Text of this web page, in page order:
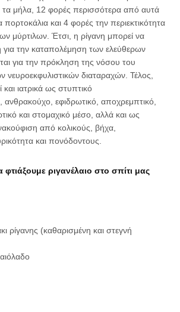
τα μήλα, 12 φορές περισσότερα από αυτά
και 4 φορές την περιεκτικότητα
μύρτιλων. Έτσι, η ρίγανη μπορεί να
για την καταπολέμηση των ελεύθερων
για την πρόκληση της νόσου του
νευροεκφυλιστικών διαταραχών. Τέλος,
και ιατρικά ως στυπτικό
ανθρακούχο, εφιδρωτικό, αποχρεμπτικό,
και στομαχικό μέσο, αλλά και ως
από κολικούς, βήχα,
και πονόδοντους.
ριγανέλαιο στο σπίτι μας
ρίγανης (καθαρισμένη και στεγνή